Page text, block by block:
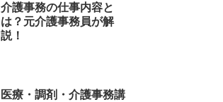
介護事務の仕事内容と
は？元介護事務員が解
説！
医療・調剤・介護事務講